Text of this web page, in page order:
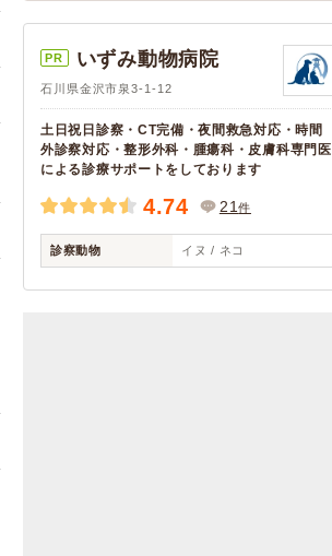
PR いずみ動物病院
石川県金沢市泉3-1-12
土日祝日診察・CT完備・夜間救急対応・時間
外診察対応・整形外科・腫瘍科・皮膚科専門医
による診療サポートをしております
4.74 21件
診察動物 イヌ / ネコ